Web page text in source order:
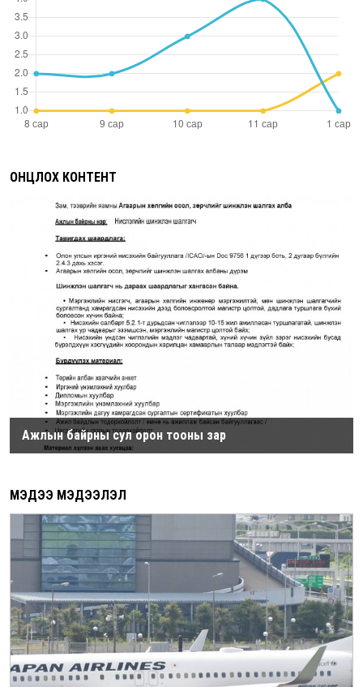
ОНЦЛОХ КОНТЕНТ
Ажлын байрны сул орон тооны зар
МЭДЭЭ МЭДЭЭЛЭЛ